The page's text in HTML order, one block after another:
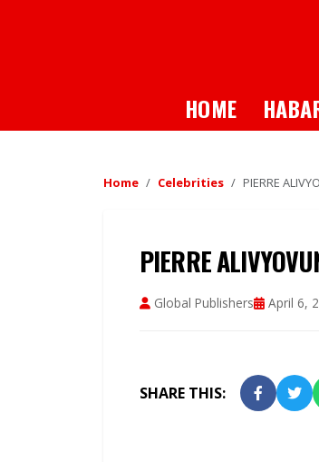
HOME
Home Celebrities PIERRE
PIERRE
Global Publishers April 6,
SHARE THIS: